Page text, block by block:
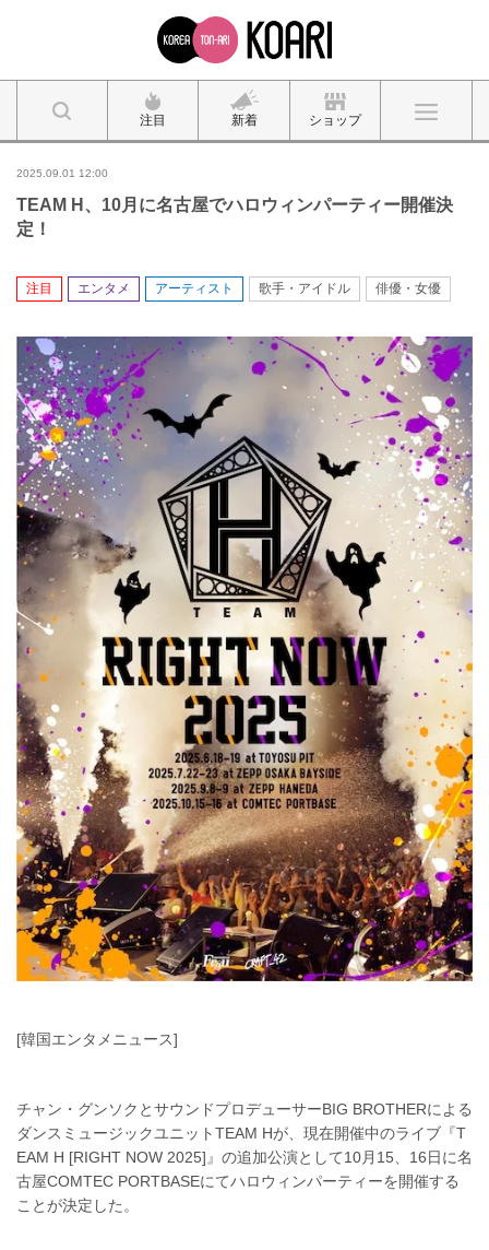
注目 新着 ショップ
2025.09.01 12:00
TEAM H、10月に名古屋でハロウィンパーティー開催決
定！
注目 エンタメ アーティスト 歌手・アイドル 俳優・女優
[韓国エンタメニュース]
チャン・グンソクとサウンドプロデューサーBIG BROTHERによる
ダンスミュージックユニットTEAM Hが、現在開催中のライブ『T
EAM H [RIGHT NOW 2025]』の追加公演として10月15、16日に名
古屋COMTEC PORTBASEにてハロウィンパーティーを開催する
ことが決定した。